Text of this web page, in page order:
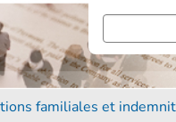
familiales et